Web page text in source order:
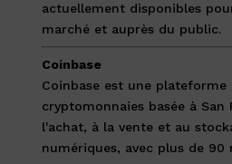
actuellement disponibles
marché et auprès du public.
Coinbase
Coinbase est une plateforme
cryptomonnaies basée à San
l'achat, à la vente et au
numériques, avec plus de